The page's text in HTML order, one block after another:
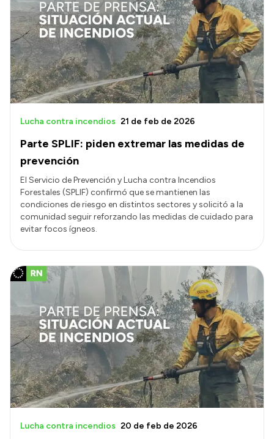
Transparencia
Presupuesto
Boletín Oficial
Compras y licitaciones
Consulta de expedientes
Convocatorias
Intranet
Login
Parte SPLIF: piden extremar las medidas de
prevención
Lucha contra incendios 21 de feb de 2026
El Servicio de Prevención y Lucha contra Incendios
Forestales (SPLIF) confirmó que se mantienen las
condiciones de riesgo en distintos sectores y solicitó a la
comunidad seguir reforzando las medidas de cuidado para
evitar focos ígneos.
Lucha contra incendios 20 de feb de 2026